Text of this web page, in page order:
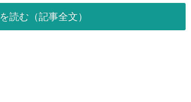
読む（記事全文）